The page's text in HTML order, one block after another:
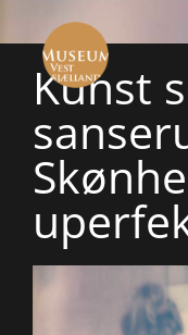
Kunst